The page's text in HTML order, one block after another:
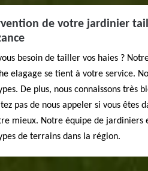
de votre jardinier
besoin de tailler vos haies ?
elagage se tient à votre service.
De plus, nous connaissons
pas de nous appeler si vous êtes
mieux. Notre équipe de jardiniers
de terrains dans la région.